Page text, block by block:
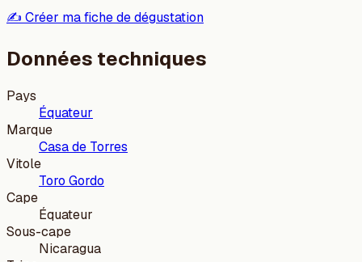
✍️ Créer ma fiche de dégustation
Données techniques
Pays
Équateur
Marque
Casa de Torres
Vitole
Toro Gordo
Cape
Équateur
Sous-cape
Nicaragua